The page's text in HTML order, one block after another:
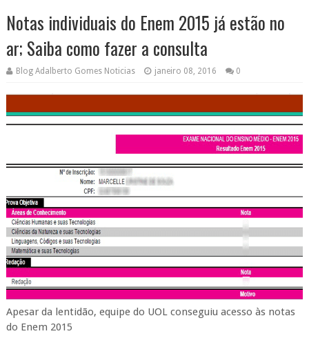
Notas individuais do Enem 2015 já estão no
ar; Saiba como fazer a consulta
Blog Adalberto Gomes Noticias janeiro 08, 2016 0
Apesar da lentidão, equipe do UOL conseguiu acesso às notas
do Enem 2015